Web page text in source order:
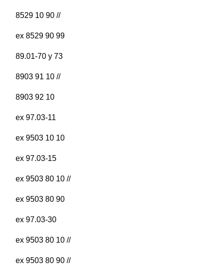
8529 10 90 //
ex 8529 90 99
89.01-70 y 73
8903 91 10 //
8903 92 10
ex 97.03-11
ex 9503 10 10
ex 97.03-15
ex 9503 80 10 //
ex 9503 80 90
ex 97.03-30
ex 9503 80 10 //
ex 9503 80 90 //